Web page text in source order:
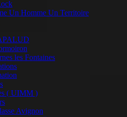
Un Homme Un Territoire
les Fontaines
( UIMM )
Avignon